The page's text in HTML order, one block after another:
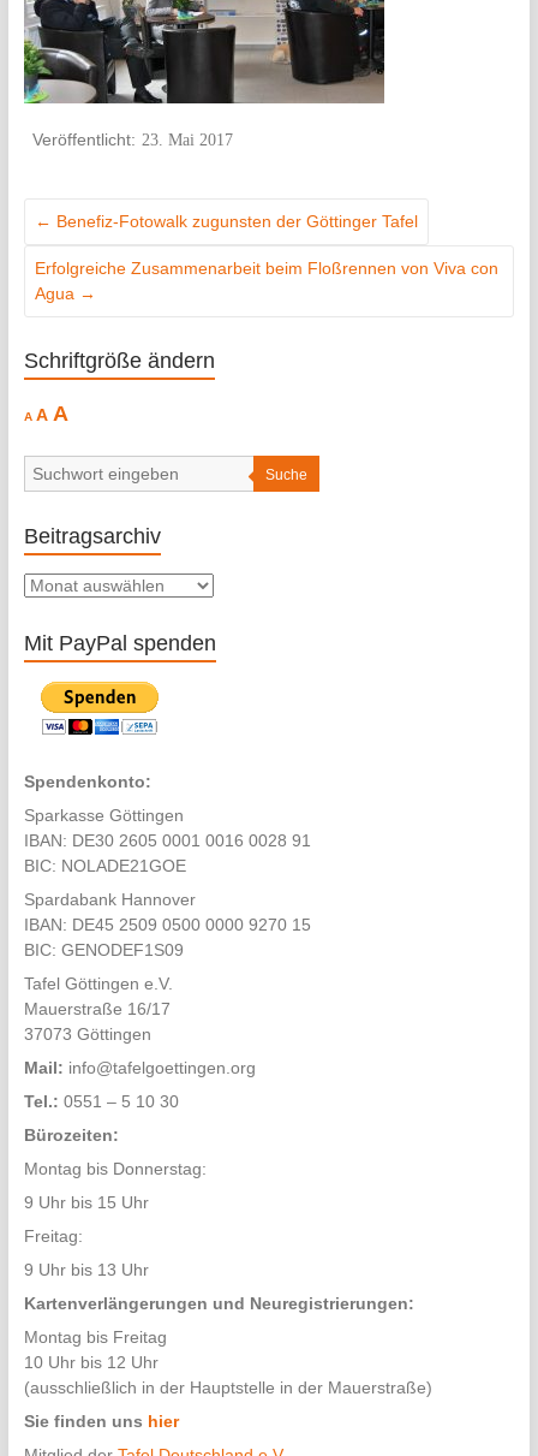
23. Mai 2017
← Benefiz-Fotowalk zugunsten der Göttinger Tafel
Erfolgreiche Zusammenarbeit beim Floßrennen von Viva con
Agua →
Schriftgröße ändern
A
Decrease
font
A Reset
size.
AIncrease
size.
Suche
Beitragsarchiv
Beitragsarchiv
Mit PayPal spenden
Spendenkonto:
Sparkasse Göttingen
IBAN: DE30 2605 0001 0016 0028 91
BIC: NOLADE21GOE
Spardabank Hannover
IBAN: DE45 2509 0500 0000 9270 15
BIC: GENODEF1S09
Tafel Göttingen e.V.
Mauerstraße 16/17
37073 Göttingen
Mail: info@tafelgoettingen.org
Tel.: 0551 – 5 10 30
Bürozeiten:
Montag bis Donnerstag:
9 Uhr bis 15 Uhr
Freitag:
9 Uhr bis 13 Uhr
Kartenverlängerungen und Neuregistrierungen:
Montag bis Freitag
10 Uhr bis 12 Uhr
(ausschließlich in der Hauptstelle in der Mauerstraße)
Sie finden uns hier